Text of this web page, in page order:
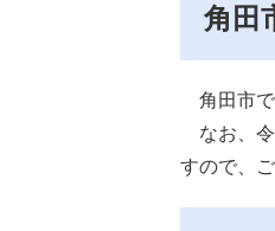
角田
角田市で
なお、令
すので、